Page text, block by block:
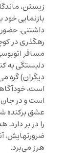
زیستن،
بازنمایی
داشتنی.
رهگذری در
مسافر
دلبستگی به
دیگران) گره
است،
است و در
عشق برکنده
را در بر
ضرورتهایش،
هرز می‌برد.